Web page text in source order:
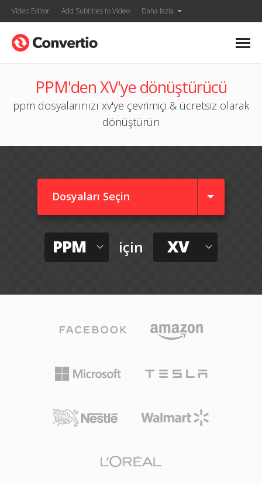
Video Editor Add Subtitles to Video Daha fazla
PPM'den XV'ye dönüştürücü
ppm dosyalarınızı xv'ye çevrimiçi & ücretsiz olarak
dönüştürün
Dosyaları Seçin
PPM için XV